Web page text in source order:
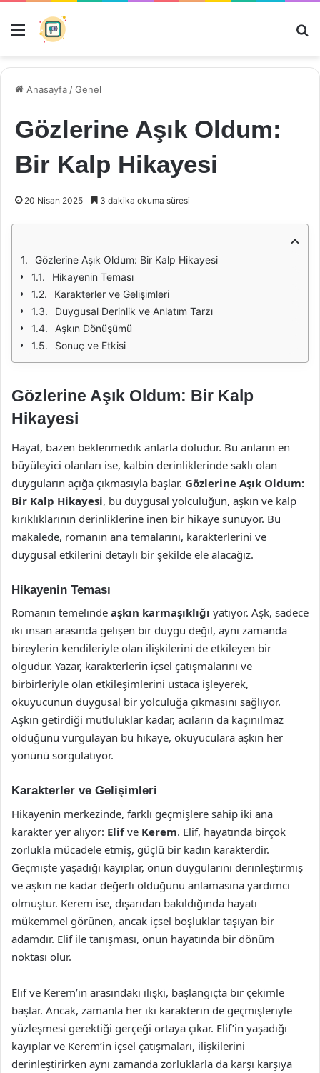
Menü
Anasayfa /Genel
Gözlerine Aşık Oldum:
Bir Kalp Hikayesi
20 Nisan 2025 3 dakika okuma süresi
Gözlerine Aşık Oldum: Bir Kalp Hikayesi
Hikayenin Teması
Karakterler ve Gelişimleri
Duygusal Derinlik ve Anlatım Tarzı
Aşkın Dönüşümü
Sonuç ve Etkisi
Gözlerine Aşık Oldum: Bir Kalp
Hikayesi
Hayat, bazen beklenmedik anlarla doludur. Bu anların en
büyüleyici olanları ise, kalbin derinliklerinde saklı olan
duyguların açığa çıkmasıyla başlar. Gözlerine Aşık Oldum:
Bir Kalp Hikayesi, bu duygusal yolculuğun, aşkın ve kalp
kırıklıklarının derinliklerine inen bir hikaye sunuyor. Bu
makalede, romanın ana temalarını, karakterlerini ve
duygusal etkilerini detaylı bir şekilde ele alacağız.
Hikayenin Teması
Romanın temelinde aşkın karmaşıklığı yatıyor. Aşk, sadece
iki insan arasında gelişen bir duygu değil, aynı zamanda
bireylerin kendileriyle olan ilişkilerini de etkileyen bir
olgudur. Yazar, karakterlerin içsel çatışmalarını ve
birbirleriyle olan etkileşimlerini ustaca işleyerek,
okuyucunun duygusal bir yolculuğa çıkmasını sağlıyor.
Aşkın getirdiği mutluluklar kadar, acıların da kaçınılmaz
olduğunu vurgulayan bu hikaye, okuyuculara aşkın her
yönünü sorgulatıyor.
Karakterler ve Gelişimleri
Hikayenin merkezinde, farklı geçmişlere sahip iki ana
karakter yer alıyor: Elifve Kerem. Elif, hayatında birçok
zorlukla mücadele etmiş, güçlü bir kadın karakterdir.
Geçmişte yaşadığı kayıplar, onun duygularını derinleştirmiş
ve aşkın ne kadar değerli olduğunu anlamasına yardımcı
olmuştur. Kerem ise, dışarıdan bakıldığında hayatı
mükemmel görünen, ancak içsel boşluklar taşıyan bir
adamdır. Elif ile tanışması, onun hayatında bir dönüm
noktası olur.
Elif ve Kerem’in arasındaki ilişki, başlangıçta bir çekimle
başlar. Ancak, zamanla her iki karakterin de geçmişleriyle
yüzleşmesi gerektiği gerçeği ortaya çıkar. Elif’in yaşadığı
kayıplar ve Kerem’in içsel çatışmaları, ilişkilerini
derinleştirirken aynı zamanda zorluklarla da karşı karşıya